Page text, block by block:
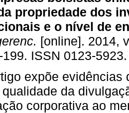
propriedade dos
e o nível de
[online]. 2014,
ISSN 0123-5923.
expõe evidências
da
corporativa ao